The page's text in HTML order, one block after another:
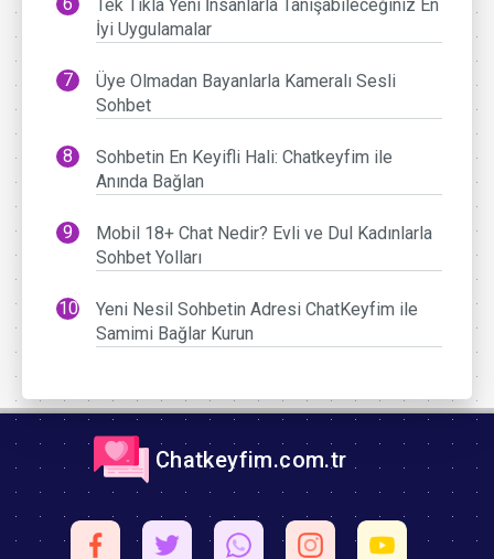
Tek Tıkla Yeni İnsanlarla Tanışabileceğiniz En
İyi Uygulamalar
Üye Olmadan Bayanlarla Kameralı Sesli
Sohbet
Sohbetin En Keyifli Hali: Chatkeyfim ile
Anında Bağlan
Mobil 18+ Chat Nedir? Evli ve Dul Kadınlarla
Sohbet Yolları
Yeni Nesil Sohbetin Adresi ChatKeyfim ile
Samimi Bağlar Kurun
Chatkeyfim.com.tr